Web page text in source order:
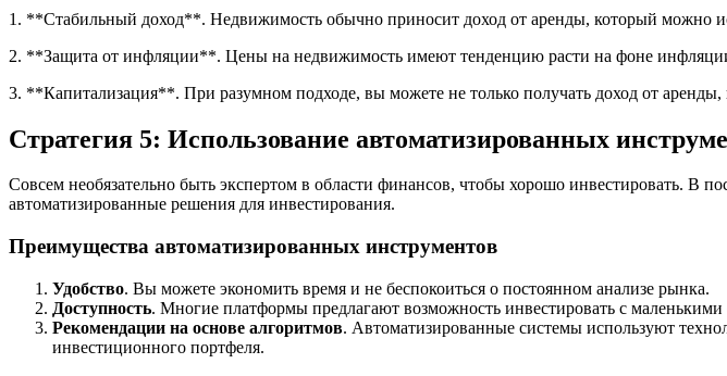
1. **Стабильный доход**. Недвижимость обычно приносит доход от аренды, который можно
2. **Защита от инфляции**. Цены на недвижимость имеют тенденцию расти на фоне
3. **Капитализация**. При разумном подходе, вы можете не только получать доход от
Стратегия 5: Использование автоматизированных
Совсем необязательно быть экспертом в области финансов, чтобы хорошо инвестировать. В
автоматизированные решения для инвестирования.
Преимущества автоматизированных инструментов
Удобство. Вы можете экономить время и не беспокоиться о постоянном анализе рынка.
Доступность. Многие платформы предлагают возможность инвестировать с
Рекомендации на основе алгоритмов. Автоматизированные системы используют
инвестиционного портфеля.